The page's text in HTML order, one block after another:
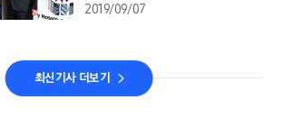
2019/09/07
최신기사 더보기